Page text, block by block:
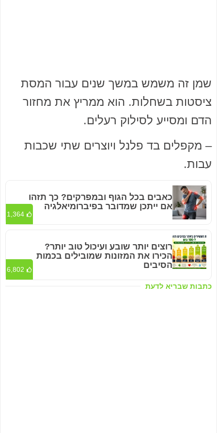
שמן זה משמש במשך שנים עבור המסת
ציסטות בשחלות. הוא ממריץ את מחזור
הדם ומסייע לסילוק רעלים.
– מקפלים בד פלנל ויוצרים שתי שכבות
עבות.
כתבות שבריא לדעת
כאבים בכל הגוף ובמפרקים? כך תזהו
אם ייתכן שמדובר בפיברומיאלגיה
1,364
רוצים יותר שובע ועיכול טוב יותר?
הכירו את המזונות שמובילים בכמות
הסיבים
6,802